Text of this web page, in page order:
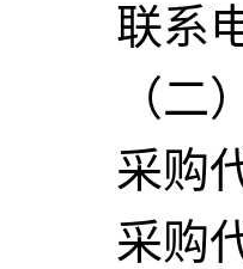
联系
（二
采购
采购